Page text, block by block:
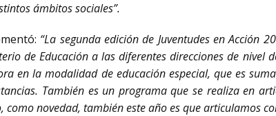
ámbitos sociales”.
“La segunda edición de Juventudes en
de Educación a las diferentes direcciones de nivel
en la modalidad de educación especial, que es
También es un programa que se realiza en
novedad, también este año es que articulamos